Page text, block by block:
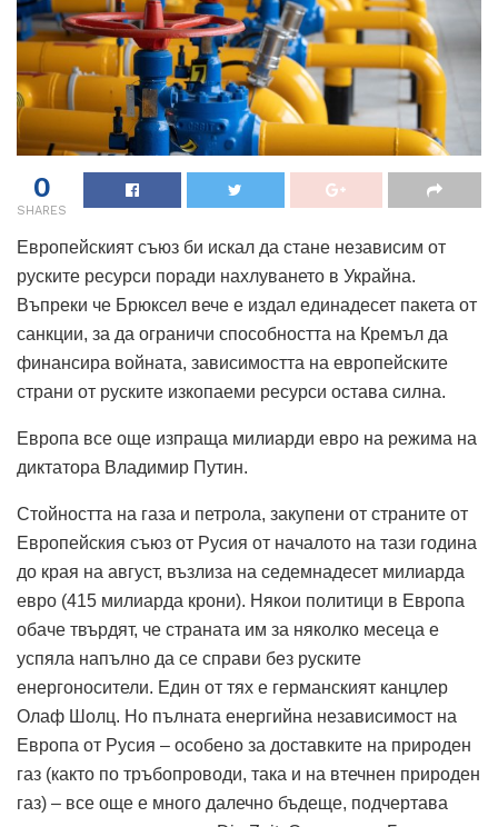
0
SHARES
Европейският съюз би искал да стане независим от
руските ресурси поради нахлуването в Украйна.
Въпреки че Брюксел вече е издал единадесет пакета от
санкции, за да ограничи способността на Кремъл да
финансира войната, зависимостта на европейските
страни от руските изкопаеми ресурси остава силна.
Европа все още изпраща милиарди евро на режима на
диктатора Владимир Путин.
Стойността на газа и петрола, закупени от страните от
Европейския съюз от Русия от началото на тази година
до края на август, възлиза на седемнадесет милиарда
евро (415 милиарда крони). Някои политици в Европа
обаче твърдят, че страната им за няколко месеца е
успяла напълно да се справи без руските
енергоносители. Един от тях е германският канцлер
Олаф Шолц. Но пълната енергийна независимост на
Европа от Русия – особено за доставките на природен
газ (както по тръбопроводи, така и на втечнен природен
газ) – все още е много далечно бъдеще, подчертава